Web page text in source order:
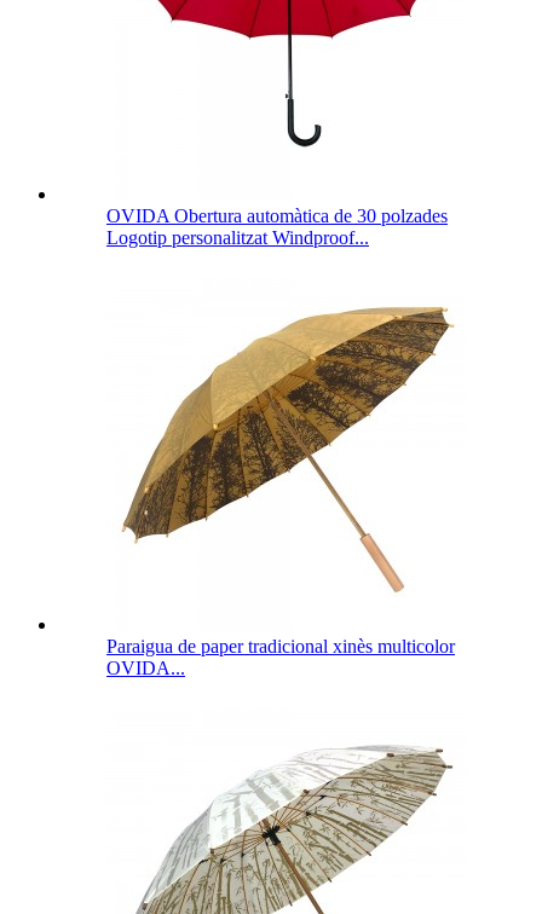
OVIDA Obertura automàtica de 30 polzades
Logotip personalitzat Windproof...
Paraigua de paper tradicional xinès multicolor
OVIDA...